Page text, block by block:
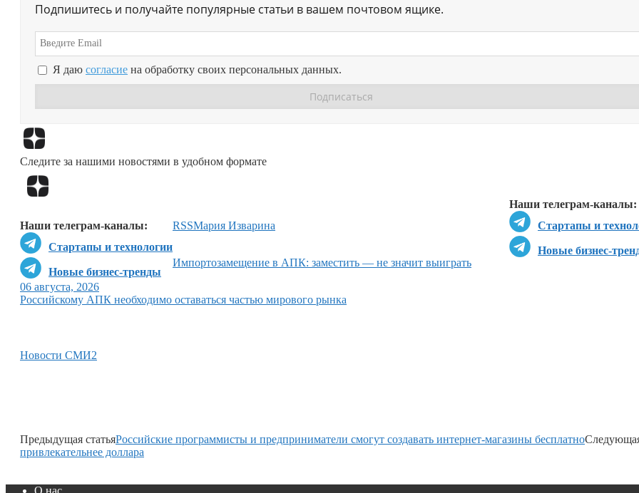
Подпишитесь и получайте популярные статьи в вашем почтовом ящике.
Я даю согласие на обработку своих персональных данных.
Следите за нашими новостями в удобном формате
Наши телеграм-каналы:
Стартапы и
Новые бизнес-
Наши телеграм-каналы:
Стартапы и технологии
Новые бизнес-тренды
RSSМария Изварина
Импортозамещение в АПК: заместить — не значит выиграть
06 августа, 2026
Российскому АПК необходимо оставаться частью мирового рынка
Новости СМИ2
Предыдущая статьяРоссийские программисты и предприниматели смогут создавать интернет-магазины бесплатно
привлекательнее доллара